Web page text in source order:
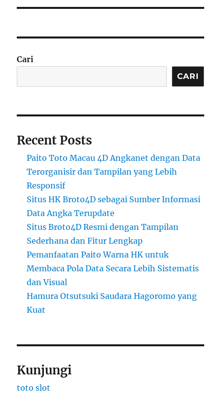
Cari
CARI
Recent Posts
Paito Toto Macau 4D Angkanet dengan Data
Terorganisir dan Tampilan yang Lebih
Responsif
Situs HK Broto4D sebagai Sumber Informasi
Data Angka Terupdate
Situs Broto4D Resmi dengan Tampilan
Sederhana dan Fitur Lengkap
Pemanfaatan Paito Warna HK untuk
Membaca Pola Data Secara Lebih Sistematis
dan Visual
Hamura Otsutsuki Saudara Hagoromo yang
Kuat
Kunjungi
toto slot